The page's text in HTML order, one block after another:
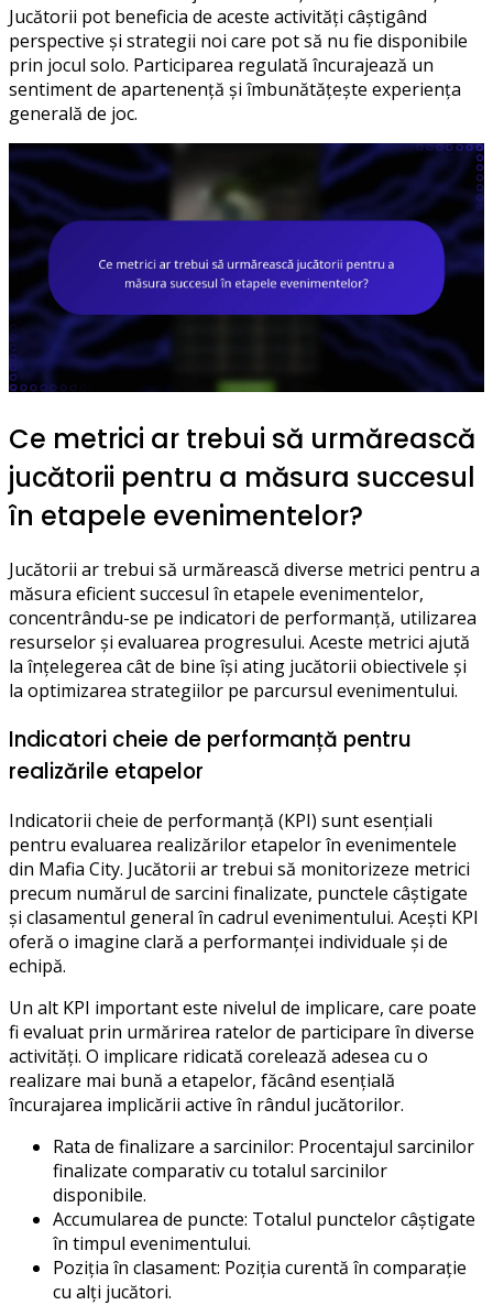
Jucătorii pot beneficia de aceste activități câștigând
perspective și strategii noi care pot să nu fie disponibile
prin jocul solo. Participarea regulată încurajează un
sentiment de apartenență și îmbunătățește experiența
generală de joc.
Ce metrici ar trebui să urmărească
jucătorii pentru a măsura succesul
în etapele evenimentelor?
Jucătorii ar trebui să urmărească diverse metrici pentru a
măsura eficient succesul în etapele evenimentelor,
concentrându-se pe indicatori de performanță, utilizarea
resurselor și evaluarea progresului. Aceste metrici ajută
la înțelegerea cât de bine își ating jucătorii obiectivele și
la optimizarea strategiilor pe parcursul evenimentului.
Indicatori cheie de performanță pentru
realizările etapelor
Indicatorii cheie de performanță (KPI) sunt esențiali
pentru evaluarea realizărilor etapelor în evenimentele
din Mafia City. Jucătorii ar trebui să monitorizeze metrici
precum numărul de sarcini finalizate, punctele câștigate
și clasamentul general în cadrul evenimentului. Acești KPI
oferă o imagine clară a performanței individuale și de
echipă.
Un alt KPI important este nivelul de implicare, care poate
fi evaluat prin urmărirea ratelor de participare în diverse
activități. O implicare ridicată corelează adesea cu o
realizare mai bună a etapelor, făcând esențială
încurajarea implicării active în rândul jucătorilor.
Rata de finalizare a sarcinilor: Procentajul sarcinilor
finalizate comparativ cu totalul sarcinilor
disponibile.
Accumularea de puncte: Totalul punctelor câștigate
în timpul evenimentului.
Poziția în clasament: Poziția curentă în comparație
cu alți jucători.